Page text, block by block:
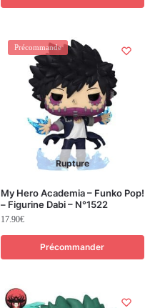
Précommande
Rupture
My Hero Academia – Funko Pop!
– Figurine Dabi – N°1522
17.90€
Précommander